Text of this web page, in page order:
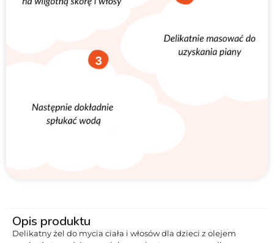
Opis produktu
Delikatny żel do mycia ciała i włosów dla dzieci z olejem